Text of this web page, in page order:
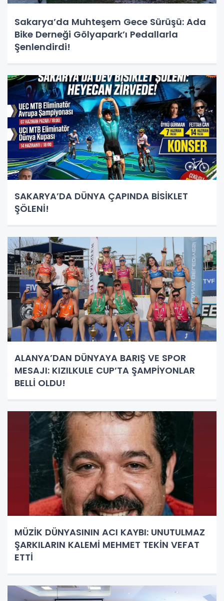
Sakarya’da Muhteşem Gece Sürüşü: Ada
Bike Derneği Gölyapark’ı Pedallarla
Şenlendirdi!
SAKARYA’DA DÜNYA ÇAPINDA BİSİKLET
ŞÖLENİ!
ALANYA’DAN DÜNYAYA BARIŞ VE SPOR
MESAJI: KIZILKULE CUP’TA ŞAMPİYONLAR
BELLİ OLDU!
MÜZİK DÜNYASININ ACI KAYBI: UNUTULMAZ
ŞARKILARIN KALEMİ MEHMET TEKİN VEFAT
ETTİ